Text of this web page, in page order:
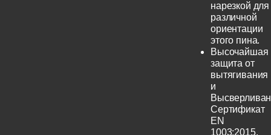
нарезкой для
различной
ориентации
этого пина.
Высочайшая
защита от
вытягивания
и
Сертификат
EN
1003:2015,